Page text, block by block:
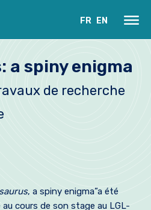
FR EN
a spiny enigma
de recherche
, a spiny enigma”a été
au cours de son stage au LGL-